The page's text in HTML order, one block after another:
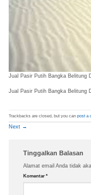
Jual Pasir Putih Bangka Belitung
Jual Pasir Putih Bangka Belitung
Trackbacks are closed, but you can post a
Next →
Tinggalkan Balasan
Alamat email Anda tidak
Komentar *